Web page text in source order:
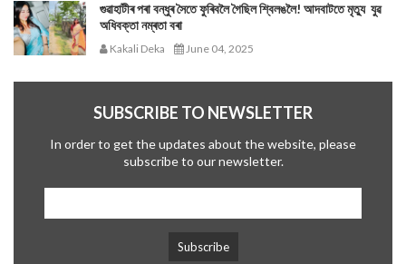
গুৱাহাটীৰ পৰা বন্ধুৰ সৈতে ফুৰিবলৈ গৈছিল শ্বিলঙলৈ! আদবাটতে মৃত্যু যুৱ
অধিবক্তা নম্ৰতা বৰা
Kakali Deka June 04, 2025
SUBSCRIBE TO NEWSLETTER
In order to get the updates about the website, please
subscribe to our newsletter.